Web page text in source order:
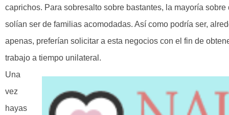
caprichos. Para sobresalto sobre bastantes, la mayoría
solían ser de familias acomodadas. Así­ como podrí­a ser,
apenas, preferían solicitar a esta negocios con el fin de
trabajo a tiempo unilateral.
Una
vez
hayas